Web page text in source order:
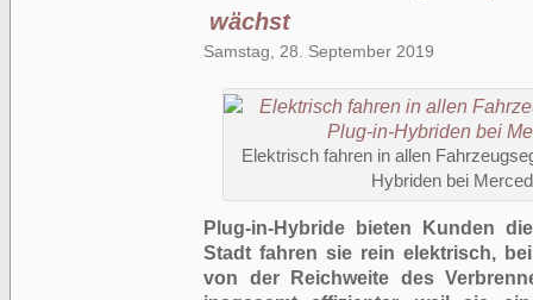
wächst
Samstag, 28. September 2019
Elektrisch fahren in allen
Hybriden bei
Plug-in-Hybride bieten Kunden
Stadt fahren sie rein elektrisch,
von der Reichweite des